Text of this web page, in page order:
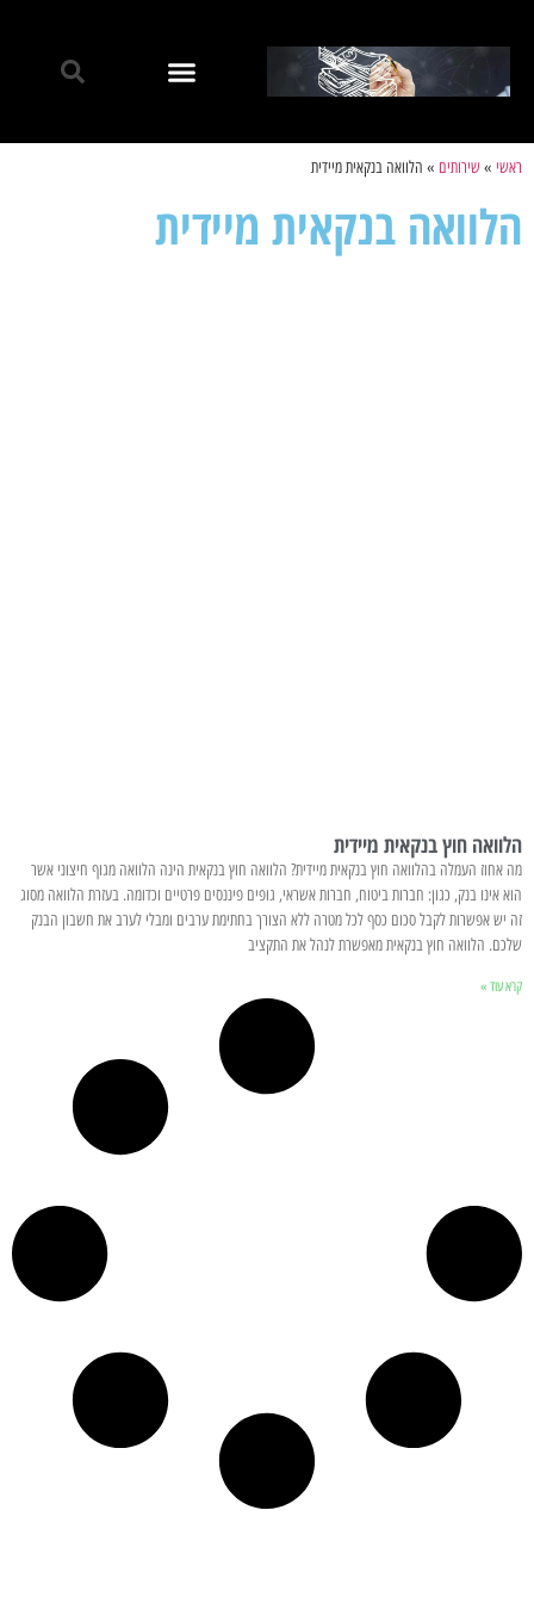
ראשי »שירותים » הלוואה בנקאית מיידית
הלוואה בנקאית מיידית
הלוואה חוץ בנקאית מיידית
מה אחוז העמלה בהלוואה חוץ בנקאית מיידית? הלוואה חוץ בנקאית הינה הלוואה מגוף חיצוני אשר
הוא אינו בנק, כגון: חברות ביטוח, חברות אשראי, גופים פיננסים פרטיים וכדומה. בעזרת הלוואה מסוג
זה יש אפשרות לקבל סכום כסף לכל מטרה ללא הצורך בחתימת ערבים ומבלי לערב את חשבון הבנק
שלכם. הלוואה חוץ בנקאית מאפשרת לנהל את התקציב
קרא עוד »